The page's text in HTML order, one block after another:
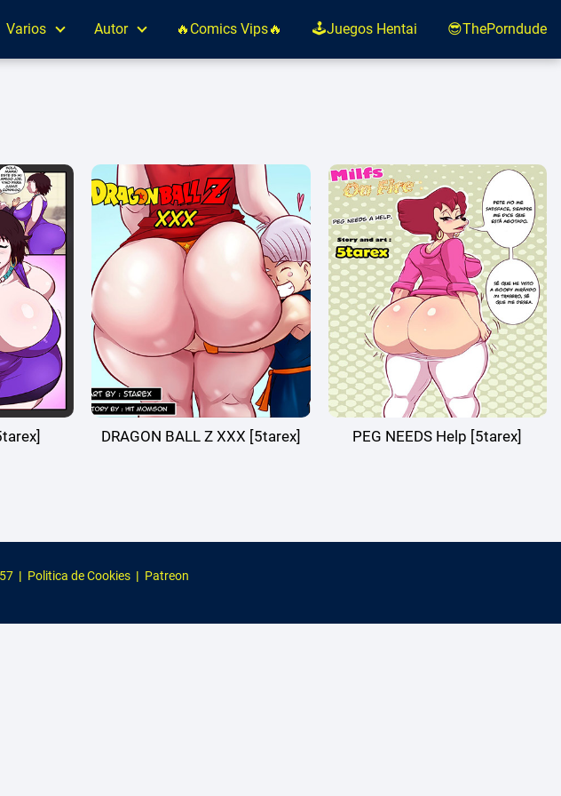
Varios Autor 🔥Comics Vips🔥 🕹️Juegos Hentai 😎ThePorndude
DRAGON BALL Z XXX [5tarex] PEG NEEDS Help [5tarex]
| Politica de Cookies | Patreon